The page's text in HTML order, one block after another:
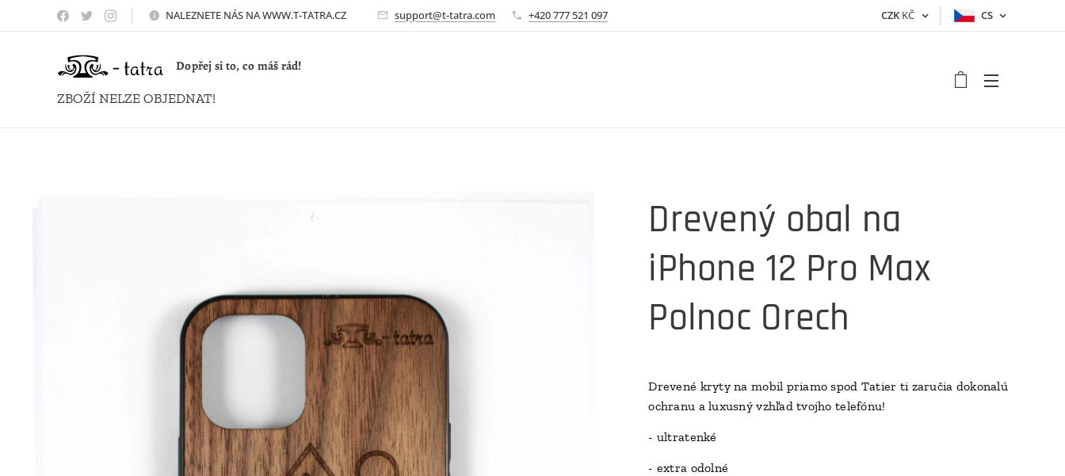
NALEZNETE NÁS NA WWW.T-TATRA.CZ 🚀 support@t-tatra.com +420 777 521 097 CZK KČ CS
Dopřej si to, co máš rád!
ZBOŽÍ NELZE OBJEDNAT!
Drevený obal na
iPhone 12 Pro Max
Polnoc Orech
Drevené kryty na mobil priamo spod Tatier ti zaručia dokonalú
ochranu a luxusný vzhľad tvojho telefónu!
- ultratenké
- extra odolné